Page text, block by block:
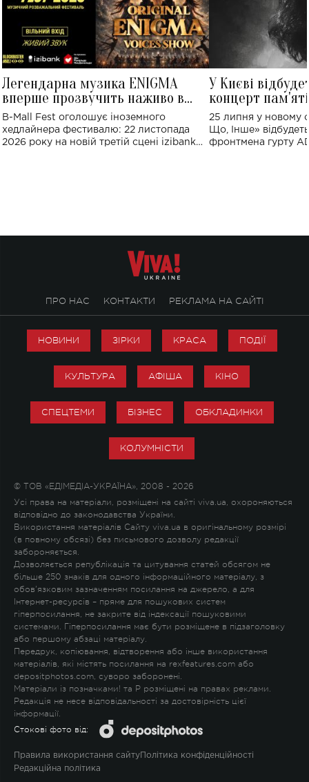
Легендарна музика ENIGMA
вперше прозвучить наживо в
Україні: де відбудеться концерт
B-Mall Fest оголошує іноземного
хедлайнера фестивалю: 22 листопада
2026 року на новій третій сцені izibank
У Києві
концерт
Клименка:
виконають
25 липня у новому
Що, Інше»
фронтмена гурту
ПРО НАС КОНТАКТИ РЕКЛАМА НА САЙТІ
НОВИНИ ЗІРКИ КРАСА ПОДІЇ
КУЛЬТУРА АФІША КІНО
СПЕЦТЕМИ БІЗНЕС ОБКЛАДИНКИ
КОЛУМНІСТИ
© ТОВ «ЕДІМЕДІА-УКРАЇНА», 2008 - 2026
Усі права на матеріали, розміщені на сайті viva.ua, охороняються
відповідно до законодавства України.
Використання матеріалів Сайту viva.ua в оригінальному розмірі
(в повному обсязі) без письмового дозволу редакції
забороняється.
Дозволяється републікація та цитування статей обсягом не
більше 250 знаків для одного інформаційного матеріалу, з
обов'язковим зазначенням посилання на джерело, а для
Інтернет-ресурсів – пряме для пошукових систем
гіперпосилання, не закрите від індексації пошуковими
системами. Гіперпосилання має бути розміщене в підзаголовку
або першому абзаці матеріалу.
Передрук, копіювання, відтворення або інше використання
матеріалів, які містять посилання на rexfeatures.com або
depositphotos.com, суворо заборонені.
Матеріали із позначками! та P розміщені на правах реклами.
Редакція не несе відповідальності за достовірність цієї
інформації.
Стокові фото від:
Правила використання сайту Політика конфіденційності
Редакційна політика